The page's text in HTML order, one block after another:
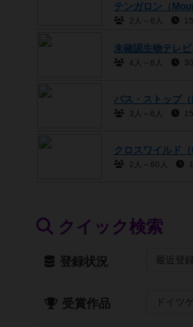
テンガロン（
2人～6人
未確認生物テレ
4人～8人
バス・ストップ（
3人～6人
クロスワイルド
2人～60人
クイック検索
登録状況 最近登
受賞作品 ドイツ